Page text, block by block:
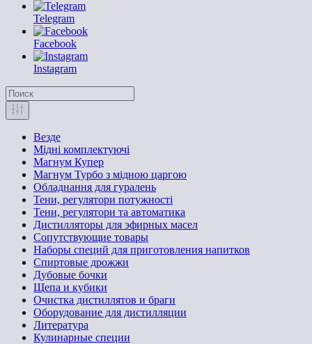
Telegram
Facebook
Instagram
Везде
Мідні комплектуючі
Магнум Купер
Магнум Турбо з мідною царгою
Обладнання для гуралень
Тени, регулятори потужності
Тени, регулятори та автоматика
Дистилляторы для эфирных масел
Сопутствующие товары
Наборы специй для приготовления напитков
Спиртовые дрожжи
Дубовые бочки
Щепа и кубики
Очистка дистиллятов и браги
Оборудование для дистилляции
Литература
Кулинарные специи